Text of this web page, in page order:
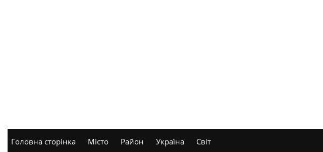
Головна сторінка Місто Район Україна Світ